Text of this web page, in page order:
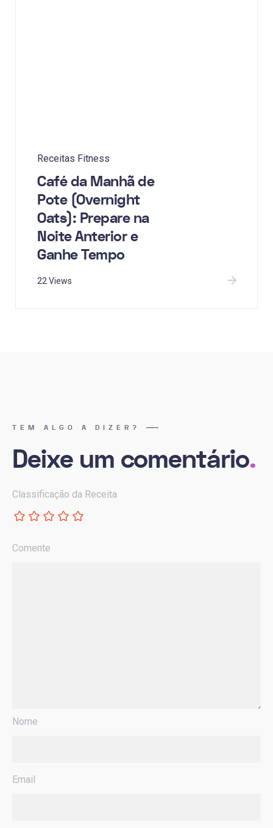
Receitas Fitness
Café da Manhã de
Pote (Overnight
Oats): Prepare na
Noite Anterior e
Ganhe Tempo
22 Views
TEM ALGO A DIZER?
Deixe um comentário.
Classificação da Receita
Comente
Nome
Email